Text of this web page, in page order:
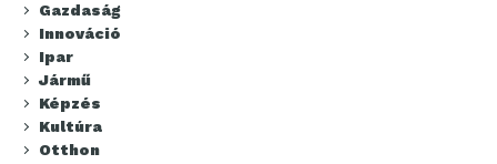
Gazdaság
Innováció
Ipar
Jármű
Képzés
Kultúra
Otthon